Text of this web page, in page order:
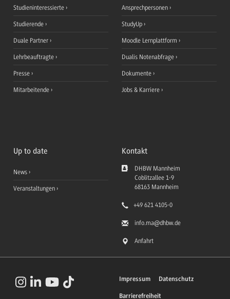
Studieninteressierte
Studierende
Duale Partner
Lehrbeauftragte
Presse
Mitarbeitende
Ansprechpersonen
StudyUp
Moodle Lernplattform
Dualis Notenabfrage
Dokumente
Jobs & Karriere
Up to date
News
Veranstaltungen
Kontakt
DHBW Mannheim
Coblitzallee 1-9
68163 Mannheim
+49 621 4105-0
info.ma@dhbw.de
Anfahrt
Impressum Datenschutz
Barrierefreiheit